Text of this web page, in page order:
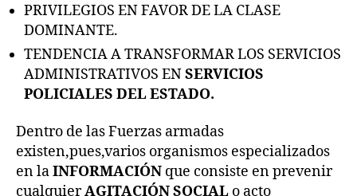
PRIVILEGIOS EN FAVOR DE LA CLASE
DOMINANTE.
TENDENCIA A TRANSFORMAR LOS SERVICIOS
ADMINISTRATIVOS ENSERVICIOS
POLICIALES DEL ESTADO.
Dentro de las Fuerzas armadas
existen,pues,varios organismos especializados
en laINFORMACIÓN que consiste en prevenir
cualquierAGITACIÓN SOCIAL o acto